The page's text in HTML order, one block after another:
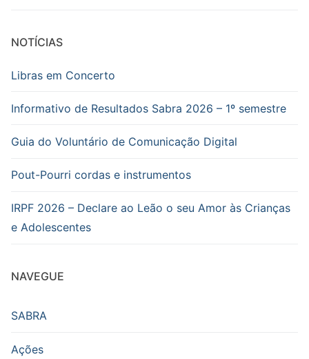
NOTÍCIAS
Libras em Concerto
Informativo de Resultados Sabra 2026 – 1º semestre
Guia do Voluntário de Comunicação Digital
Pout-Pourri cordas e instrumentos
IRPF 2026 – Declare ao Leão o seu Amor às Crianças
e Adolescentes
NAVEGUE
SABRA
Ações